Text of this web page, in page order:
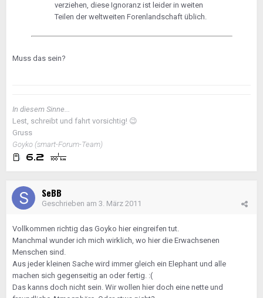
verziehen, diese Ignoranz ist leider in weiten
Teilen der weltweiten Forenlandschaft üblich.
Muss das sein?
In diesem Sinne...
Lest, schreibt und fahrt vorsichtig! 😉
Gruss
Goyko (smart-Forum-Team)
SeBB
Geschrieben am 3. März 2011
Vollkommen richtig das Goyko hier eingreifen tut.
Manchmal wunder ich mich wirklich, wo hier die Erwachsenen
Menschen sind.
Aus jeder kleinen Sache wird immer gleich ein Elephant und alle
machen sich gegenseitig an oder fertig. :(
Das kanns doch nicht sein. Wir wollen hier doch eine nette und